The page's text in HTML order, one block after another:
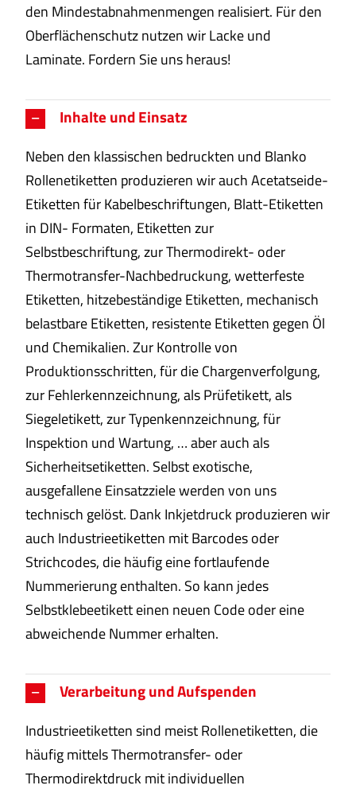
den Mindestabnahmenmengen realisiert. Für den
Oberflächenschutz nutzen wir Lacke und
Laminate. Fordern Sie uns heraus!
Inhalte und Einsatz
Neben den klassischen bedruckten und Blanko
Rollenetiketten produzieren wir auch Acetatseide-
Etiketten für Kabelbeschriftungen, Blatt-Etiketten
in DIN- Formaten, Etiketten zur
Selbstbeschriftung, zur Thermodirekt- oder
Thermotransfer-Nachbedruckung, wetterfeste
Etiketten, hitzebeständige Etiketten, mechanisch
belastbare Etiketten, resistente Etiketten gegen Öl
und Chemikalien. Zur Kontrolle von
Produktionsschritten, für die Chargenverfolgung,
zur Fehlerkennzeichnung, als Prüfetikett, als
Siegeletikett, zur Typenkennzeichnung, für
Inspektion und Wartung, … aber auch als
Sicherheitsetiketten. Selbst exotische,
ausgefallene Einsatzziele werden von uns
technisch gelöst. Dank Inkjetdruck produzieren wir
auch Industrieetiketten mit Barcodes oder
Strichcodes, die häufig eine fortlaufende
Nummerierung enthalten. So kann jedes
Selbstklebeetikett einen neuen Code oder eine
abweichende Nummer erhalten.
Verarbeitung und Aufspenden
Industrieetiketten sind meist Rollenetiketten, die
häufig mittels Thermotransfer- oder
Thermodirektdruck mit individuellen